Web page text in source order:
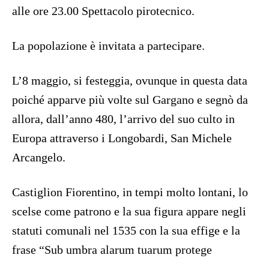
alle ore 23.00 Spettacolo pirotecnico.
La popolazione è invitata a partecipare.
L’8 maggio, si festeggia, ovunque in questa data
poiché apparve più volte sul Gargano e segnò da
allora, dall’anno 480, l’arrivo del suo culto in
Europa attraverso i Longobardi, San Michele
Arcangelo.
Castiglion Fiorentino, in tempi molto lontani, lo
scelse come patrono e la sua figura appare negli
statuti comunali nel 1535 con la sua effige e la
frase “Sub umbra alarum tuarum protege